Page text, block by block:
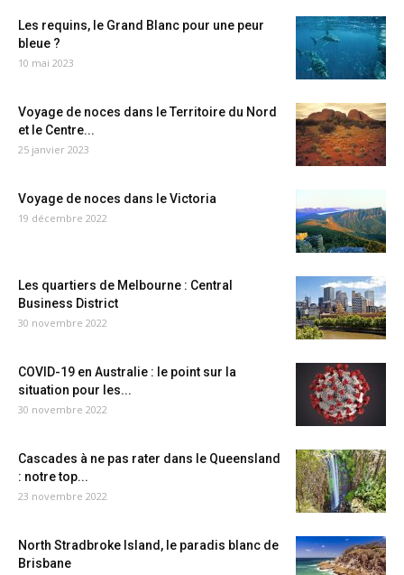
Les requins, le Grand Blanc pour une peur
bleue ?
10 mai 2023
Voyage de noces dans le Territoire du Nord
et le Centre...
25 janvier 2023
Voyage de noces dans le Victoria
19 décembre 2022
Les quartiers de Melbourne : Central
Business District
30 novembre 2022
COVID-19 en Australie : le point sur la
situation pour les...
30 novembre 2022
Cascades à ne pas rater dans le Queensland
: notre top...
23 novembre 2022
North Stradbroke Island, le paradis blanc de
Brisbane